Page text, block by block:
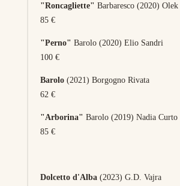
"Roncagliette" Barbaresco (2020)
85 €
"Perno" Barolo (2020) Elio Sandri
100 €
Barolo(2021) Borgogno Rivata
62 €
"Arborina" Barolo (2019) Nadia Curto
85 €
Dolcetto d'Alba(2023) G.D. Vajra